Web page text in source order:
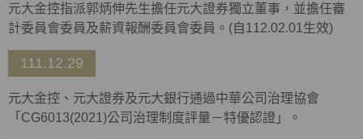
元大金控指派郭炳伸先生擔任元大證券獨立董事，並擔任審
計委員會委員及薪資報酬委員會委員。(自112.02.01生效)
111.12.29
元大金控、元大證券及元大銀行通過中華公司治理協會
「CG6013(2021)公司治理制度評量－特優認證」。